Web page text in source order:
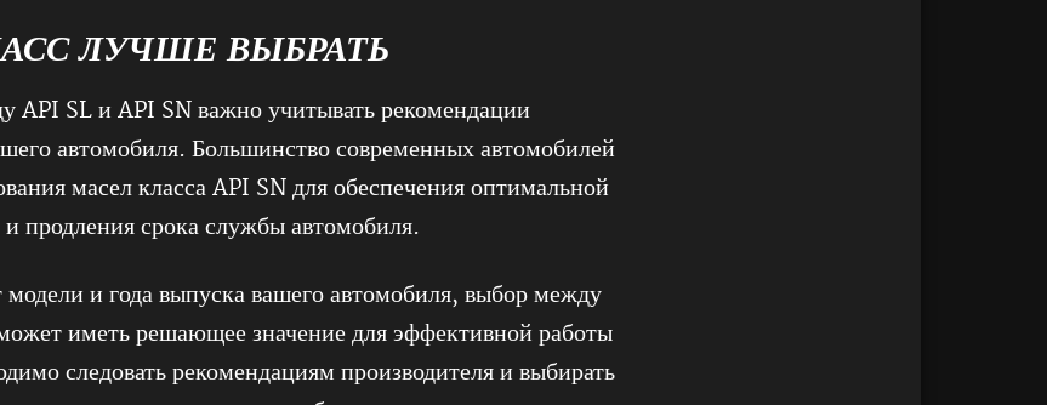
ЛУЧШЕ ВЫБРАТЬ
API SL и API SN важно учитывать рекомендации
автомобиля. Большинство современных автомобилей
масел класса API SN для обеспечения оптимальной
и продления срока службы автомобиля.
модели и года выпуска вашего автомобиля, выбор между
иметь решающее значение для эффективной работы
следовать рекомендациям производителя и выбирать